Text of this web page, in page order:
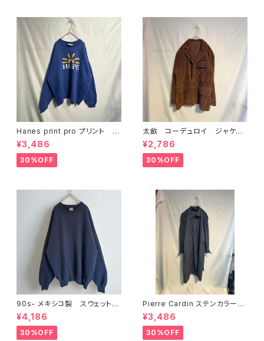
Hanes print pro プリント ス
ウェット L ブルー
¥3,486
30%OFF
太畝 コーデュロイ ジャケッ
ト ブラウン キャメル
¥2,786
30%OFF
90s- メキシコ製 スウェット
Russel Athletic ネイビー
¥4,186
30%OFF
Pierre Cardin ステンカラー
コート グレー
¥3,486
30%OFF